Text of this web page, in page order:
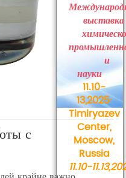
с
выставка
и
науки
11.10-
13,2025·
Timiryazev
Center,
Moscow,
Russia
11.10-